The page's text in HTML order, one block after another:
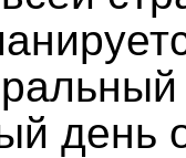
день